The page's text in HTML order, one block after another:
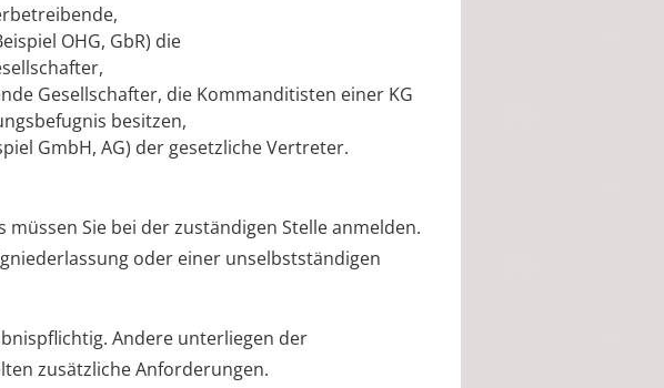
OHG, GbR) die
Gesellschafter, die Kommanditisten einer KG
besitzen,
GmbH, AG) der gesetzliche Vertreter.
müssen Sie bei der zuständigen Stelle anmelden.
oder einer unselbstständigen
Andere unterliegen der
zusätzliche Anforderungen.